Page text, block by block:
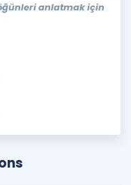
anlatmak için